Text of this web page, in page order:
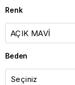
Renk
Beden